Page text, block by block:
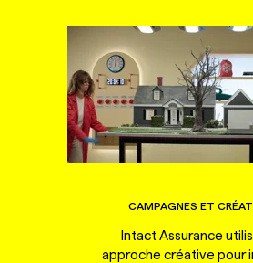
CAMPAGNES ET
Intact Assurance
approche créative pour